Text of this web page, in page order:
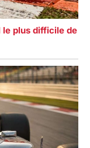
plus difficile de